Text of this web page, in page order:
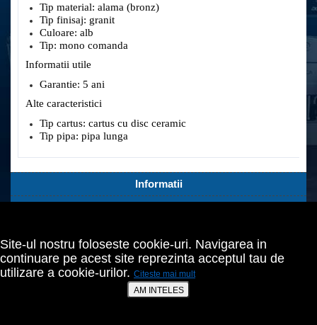
Tip material: alama (bronz)
Tip finisaj: granit
Culoare: alb
Tip: mono comanda
Informatii utile
Garantie: 5 ani
Alte caracteristici
Tip cartus: cartus cu disc ceramic
Tip pipa: pipa lunga
Informatii
Contul tău
Bucuresti,Sect.2,Agricultori nr.18
prodomo@cumperiieftin.ro
Site-ul nostru foloseste cookie-uri. Navigarea in
continuare pe acest site reprezinta acceptul tau de
utilizare a cookie-urilor. Citeste mai mult
AM INTELES